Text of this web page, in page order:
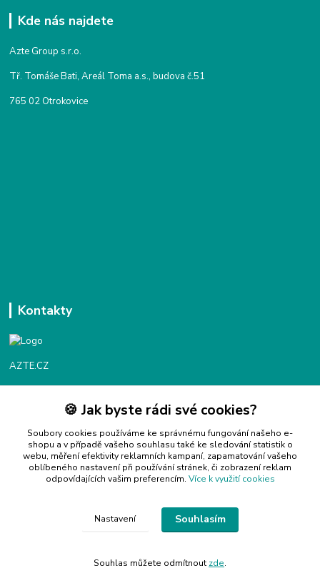
Kde nás najdete
Azte Group s.r.o.
Tř. Tomáše Bati, Areál Toma a.s., budova č.51
765 02 Otrokovice
Kontakty
AZTE.CZ
Objednávky / fakturace
Po - Čt 9:00 - 16:00
Info@azte.cz
Copyright 2024 © AZTE.CZ
🍪 Jak byste rádi své cookies?
Soubory cookies používáme ke správnému fungování našeho e-
shopu a v případě vašeho souhlasu také ke sledování statistik o
webu, měření efektivity reklamních kampaní, zapamatování vašeho
oblíbeného nastavení při používání stránek, či zobrazení reklam
odpovídajících vašim preferencím. Více k využití cookies
Nastavení Souhlasím
Souhlas můžete odmítnout zde.